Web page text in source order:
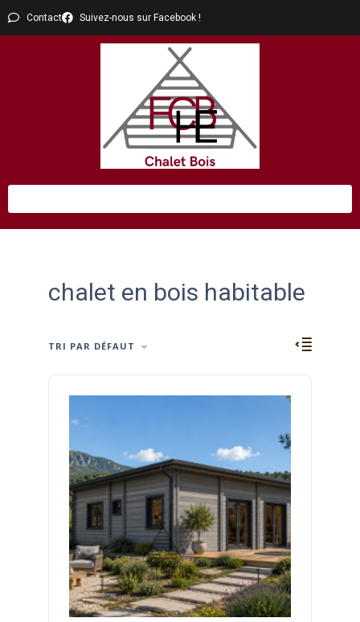
Contact Suivez-nous sur Facebook !
chalet en bois habitable
TRI PAR DÉFAUT